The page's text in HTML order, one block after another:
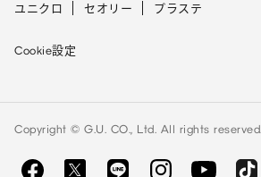
ユニクロ セオリー プラステ
Cookie設定
Copyright © G.U. CO., Ltd. All rights reserved.